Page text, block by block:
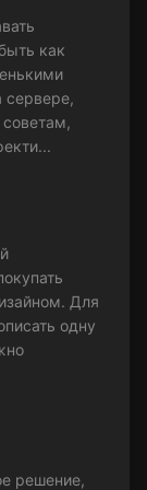
как
сервере,
Для
одну
решение,